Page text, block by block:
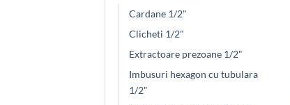
Cardane 1/2"
Clicheti 1/2"
Extractoare prezoane 1/2"
Imbusuri hexagon cu tubulara
1/2"